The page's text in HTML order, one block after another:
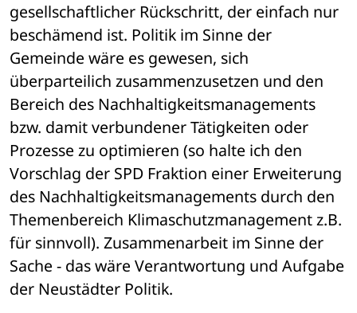
gesellschaftlicher Rückschritt, der einfach nur
beschämend ist. Politik im Sinne der
Gemeinde wäre es gewesen, sich
überparteilich zusammenzusetzen und den
Bereich des Nachhaltigkeitsmanagements
bzw. damit verbundener Tätigkeiten oder
Prozesse zu optimieren (so halte ich den
Vorschlag der SPD Fraktion einer Erweiterung
des Nachhaltigkeitsmanagements durch den
Themenbereich Klimaschutzmanagement z.B.
für sinnvoll). Zusammenarbeit im Sinne der
Sache - das wäre Verantwortung und Aufgabe
der Neustädter Politik.